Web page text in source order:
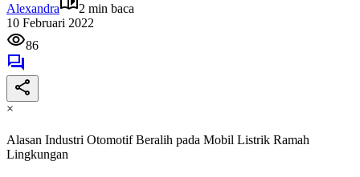
Alexandra
2 min baca
10 Februari 2022
86
×
Alasan Industri Otomotif Beralih pada Mobil Listrik Ramah
Lingkungan